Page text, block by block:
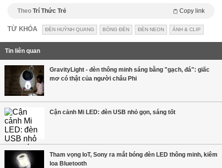
Theo Trí Thức Trẻ Copy link
TỪ KHÓA ĐÈN HUỲNH QUANG BÓNG ĐÈN ĐÈN NEON ẢNH & CLIP
Tin liên quan
GravityLight - đèn thông minh sáng bằng "gạch, đá": giấc
mơ có thật của người châu Phi
Cận cảnh Mi LED: đèn USB nhỏ gọn, sáng tốt
Tham vọng IoT, Sony ra mắt bóng đèn LED thông minh, kiêm
loa Bluetooth